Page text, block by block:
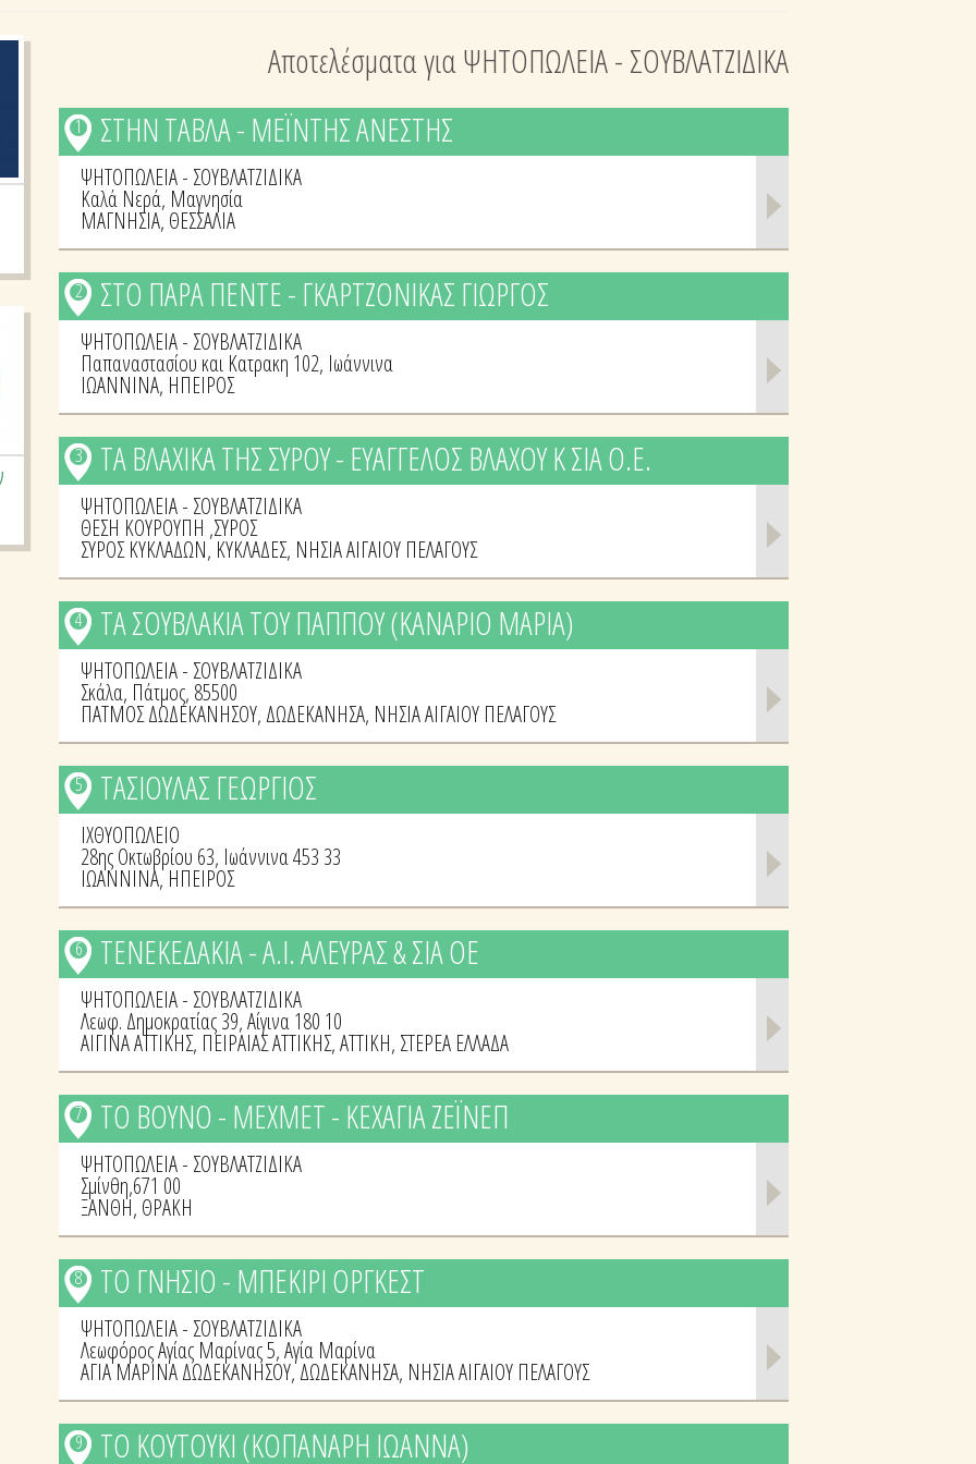
Αποτελέσματα για ΨΗΤΟΠΩΛΕΙΑ - ΣΟΥΒΛΑΤΖΙΔΙΚΑ
ΣΤΗΝ ΤΑΒΛΑ - ΜΕΪΝΤΗΣ ΑΝΕΣΤΗΣ
1
ΨΗΤΟΠΩΛΕΙΑ - ΣΟΥΒΛΑΤΖΙΔΙΚΑ
Καλά Νερά, Μαγνησία
ΜΑΓΝΗΣΙΑ, ΘΕΣΣΑΛΙΑ
ΣΤΟ ΠΑΡΑ ΠΕΝΤΕ - ΓΚΑΡΤΖΟΝΙΚΑΣ ΓΙΩΡΓΟΣ
2
ΨΗΤΟΠΩΛΕΙΑ - ΣΟΥΒΛΑΤΖΙΔΙΚΑ
Παπαναστασίου και Κατρακη 102, Ιωάννινα
ΙΩΑΝΝΙΝΑ, ΗΠΕΙΡΟΣ
ΤΑ ΒΛΑΧΙΚΑ ΤΗΣ ΣΥΡΟΥ - ΕΥΑΓΓΕΛΟΣ ΒΛΑΧΟΥ Κ ΣΙΑ Ο.Ε.
3
ΨΗΤΟΠΩΛΕΙΑ - ΣΟΥΒΛΑΤΖΙΔΙΚΑ
ΘΕΣΗ ΚΟΥΡΟΥΠΗ ,ΣΥΡΟΣ
ΣΥΡΟΣ ΚΥΚΛΑΔΩΝ, ΚΥΚΛΑΔΕΣ, ΝΗΣΙΑ ΑΙΓΑΙΟΥ ΠΕΛΑΓΟΥΣ
ΤΑ ΣΟΥΒΛΑΚΙΑ ΤΟΥ ΠΑΠΠΟΥ (ΚΑΝΑΡΙΟ ΜΑΡΙΑ)
4
ΨΗΤΟΠΩΛΕΙΑ - ΣΟΥΒΛΑΤΖΙΔΙΚΑ
Σκάλα, Πάτμος, 85500
ΠΑΤΜΟΣ ΔΩΔΕΚΑΝΗΣΟΥ, ΔΩΔΕΚΑΝΗΣΑ, ΝΗΣΙΑ ΑΙΓΑΙΟΥ ΠΕΛΑΓΟΥΣ
ΤΑΣΙΟΥΛΑΣ ΓΕΩΡΓΙΟΣ
5
ΙΧΘΥΟΠΩΛΕΙΟ
28ης Οκτωβρίου 63, Ιωάννινα 453 33
ΙΩΑΝΝΙΝΑ, ΗΠΕΙΡΟΣ
ΤΕΝΕΚΕΔΑΚΙΑ - Α.Ι. ΑΛΕΥΡΑΣ & ΣΙΑ ΟΕ
6
ΨΗΤΟΠΩΛΕΙΑ - ΣΟΥΒΛΑΤΖΙΔΙΚΑ
Λεωφ. Δημοκρατίας 39, Αίγινα 180 10
ΑΙΓΙΝΑ ΑΤΤΙΚΗΣ, ΠΕΙΡΑΙΑΣ ΑΤΤΙΚΗΣ,ΑΤΤΙΚΗ, ΣΤΕΡΕΑ ΕΛΛΑΔΑ
ΤΟ ΒΟΥΝΟ - ΜΕΧΜΕΤ - ΚΕΧΑΓΙΑ ΖΕΪΝΕΠ
7
ΨΗΤΟΠΩΛΕΙΑ - ΣΟΥΒΛΑΤΖΙΔΙΚΑ
Σμίνθη,671 00
ΞΑΝΘΗ, ΘΡΑΚΗ
ΤΟ ΓΝΗΣΙΟ - ΜΠΕΚΙΡΙ ΟΡΓΚΕΣΤ
8
ΨΗΤΟΠΩΛΕΙΑ - ΣΟΥΒΛΑΤΖΙΔΙΚΑ
Λεωφόρος Αγίας Μαρίνας 5, Αγία Μαρίνα
ΑΓΙΑ ΜΑΡΙΝΑ ΔΩΔΕΚΑΝΗΣΟΥ,ΔΩΔΕΚΑΝΗΣΑ, ΝΗΣΙΑ ΑΙΓΑΙΟΥ ΠΕΛΑΓΟΥΣ
ΤΟ ΚΟΥΤΟΥΚΙ (ΚΟΠΑΝΑΡΗ ΙΩΑΝΝΑ)
9